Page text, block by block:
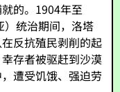
的。1904年至
）统治期间，洛塔
反抗殖民剥削的起
存者被驱赶到沙漠
遭受饥饿、强迫劳